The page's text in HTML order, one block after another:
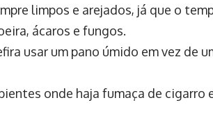
limpos e arejados, já que o
ácaros e fungos.
usar um pano úmido em vez de
onde haja fumaça de cigarro